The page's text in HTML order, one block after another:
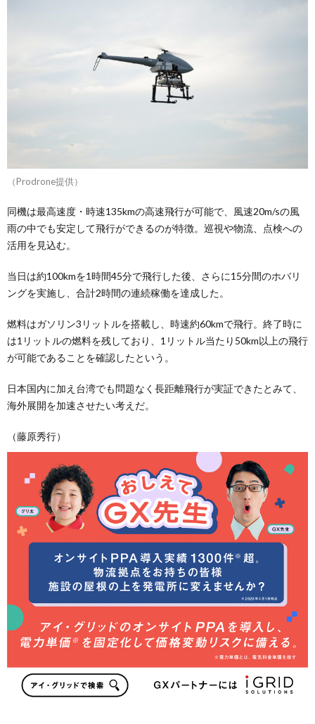
（Prodrone提供）
同機は最高速度・時速135kmの高速飛行が可能で、風速20m/sの風
雨の中でも安定して飛行ができるのが特徴。巡視や物流、点検への
活用を見込む。
当日は約100kmを1時間45分で飛行した後、さらに15分間のホバリ
ングを実施し、合計2時間の連続稼働を達成した。
燃料はガソリン3リットルを搭載し、時速約60kmで飛行。終了時に
は1リットルの燃料を残しており、1リットル当たり50km以上の飛行
が可能であることを確認したという。
日本国内に加え台湾でも問題なく長距離飛行が実証できたとみて、
海外展開を加速させたい考えだ。
（藤原秀行）